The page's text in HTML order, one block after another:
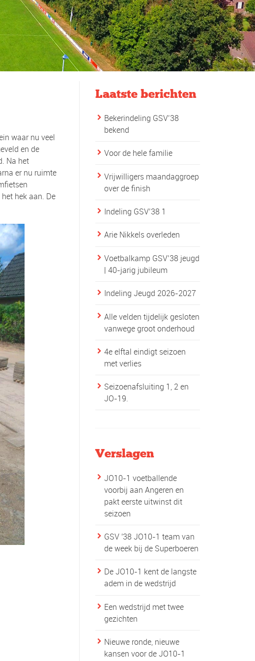
waar nu veel
en de
Na het
er nu ruimte
hek aan. De
Laatste berichten
Bekerindeling GSV’38
bekend
Voor de hele familie
Vrijwilligers maandaggroep
over de finish
Indeling GSV’38 1
Arie Nikkels overleden
Voetbalkamp GSV’38 jeugd
| 40-jarig jubileum
Indeling Jeugd 2026-2027
Alle velden tijdelijk gesloten
vanwege groot onderhoud
4e elftal eindigt seizoen
met verlies
Seizoenafsluiting 1, 2 en
JO-19.
Verslagen
JO10-1 voetballende
voorbij aan Angeren en
pakt eerste uitwinst dit
seizoen
GSV '38 JO10-1 team van
de week bij de Superboeren
De JO10-1 kent de langste
adem in de wedstrijd
Een wedstrijd met twee
gezichten
Nieuwe ronde, nieuwe
kansen voor de JO10-1